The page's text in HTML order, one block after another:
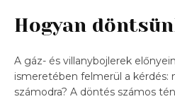
Hogyan
A gáz- és villanybojlerek
ismeretében felmerül a kérdés:
számodra? A döntés számos